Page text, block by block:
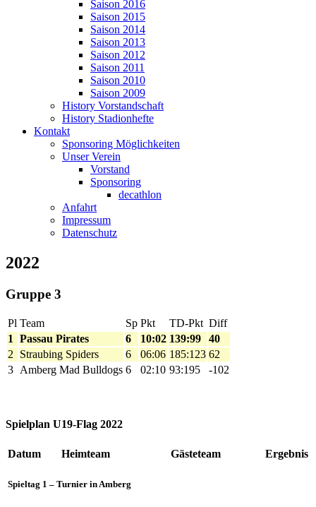
Saison 2016
Saison 2015
Saison 2014
Saison 2013
Saison 2012
Saison 2011
Saison 2010
Saison 2009
History Vorstandschaft
History Stadionhefte
Kontakt
Sponsoring Möglichkeiten
Unser Verein
Vorstand
Sponsoring
decathlon
Anfahrt
Impressum
Datenschutz
2022
Gruppe 3
Pl Team Sp Pkt TD-Pkt Diff
1
Passau Pirates 6 10:02 139:99
40
2
Straubing Spiders 6 06:06 185:123 62
3 Amberg Mad Bulldogs 6 02:10 93:195 -102
Spielplan U19-Flag 2022
Datum Heimteam Gästeteam Ergebnis
Spieltag 1 – Turnier in Amberg